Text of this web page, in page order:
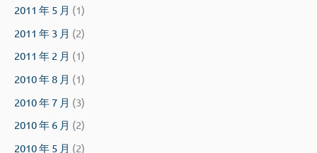
2011 年 5 月 (1)
2011 年 3 月 (2)
2011 年 2 月 (1)
2010 年 8 月 (1)
2010 年 7 月 (3)
2010 年 6 月 (2)
2010 年 5 月 (2)